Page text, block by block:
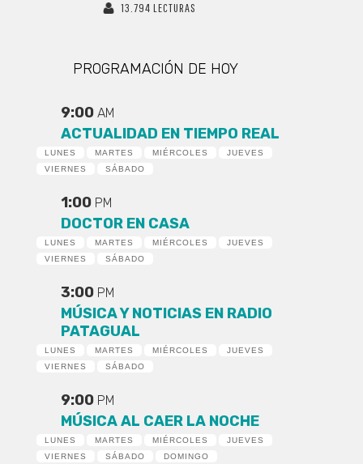
13.794 LECTURAS
PROGRAMACIÓN DE HOY
9:00 AM
ACTUALIDAD EN TIEMPO REAL
LUNES MARTES MIÉRCOLES
JUEVES
VIERNES
SÁBADO
1:00 PM
DOCTOR EN CASA
LUNES MARTES MIÉRCOLES
JUEVES
VIERNES
SÁBADO
3:00 PM
MÚSICA Y NOTICIAS EN RADIO
PATAGUAL
LUNES MARTES MIÉRCOLES
JUEVES
VIERNES
SÁBADO
9:00 PM
MÚSICA AL CAER LA NOCHE
LUNES MARTES MIÉRCOLES
JUEVES
VIERNES
SÁBADO DOMINGO